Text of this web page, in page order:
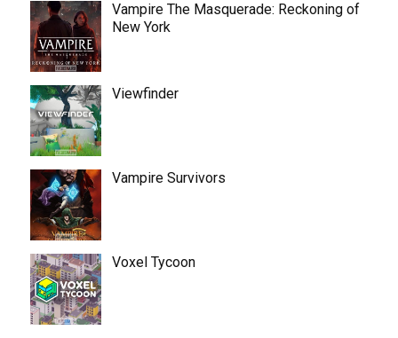
Vampire The Masquerade: Reckoning of
New York
Viewfinder
Vampire Survivors
Voxel Tycoon